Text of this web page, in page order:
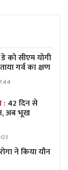
को सीएम योगी
गर्व का क्षण
: 42 दिन से
अब भूख
ने किया यौन